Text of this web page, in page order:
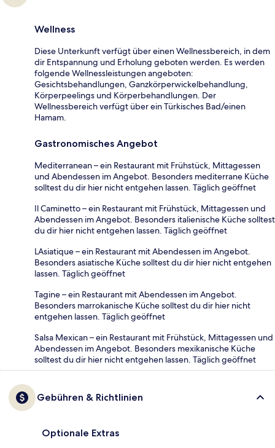
Wellness
Diese Unterkunft verfügt über einen Wellnessbereich, in dem
dir Entspannung und Erholung geboten werden. Es werden
folgende Wellnessleistungen angeboten:
Gesichtsbehandlungen, Ganzkörperwickelbehandlung,
Körperpeelings und Körperbehandlungen. Der
Wellnessbereich verfügt über ein Türkisches Bad/einen
Hamam.
Gastronomisches Angebot
Mediterranean – ein Restaurant mit Frühstück, Mittagessen
und Abendessen im Angebot. Besonders mediterrane Küche
solltest du dir hier nicht entgehen lassen. Täglich geöffnet
Il Caminetto – ein Restaurant mit Frühstück, Mittagessen und
Abendessen im Angebot. Besonders italienische Küche solltest
du dir hier nicht entgehen lassen. Täglich geöffnet
LAsiatique – ein Restaurant mit Abendessen im Angebot.
Besonders asiatische Küche solltest du dir hier nicht entgehen
lassen. Täglich geöffnet
Tagine – ein Restaurant mit Abendessen im Angebot.
Besonders marrokanische Küche solltest du dir hier nicht
entgehen lassen. Täglich geöffnet
Salsa Mexican – ein Restaurant mit Frühstück, Mittagessen und
Abendessen im Angebot. Besonders mexikanische Küche
solltest du dir hier nicht entgehen lassen. Täglich geöffnet
Gebühren & Richtlinien
Optionale Extras